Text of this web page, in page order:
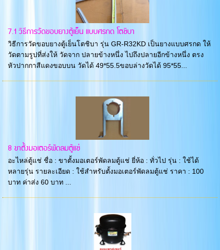
7.1 วิธีการวัดขอบยางตู้เย็น แบบศรกด โตชิบา
วิธีการวัดขอบยางตู้เย็นโตชิบา รุ่น GR-R32KD เป็นยางแบบศรกด ให้
วัดตามรูปที่ส่งให้ วัดจาก ปลายข้างหนึ่ง ไปถึงปลายอีกข้างหนึ่ง ตรง
หัวปากกาสีแดงขอบบน วัดได้ 49*55.5ขอบล่างวัดได้ 95*55...
8 ขาตั้งมอเตอร์พัดลมตู้แช่
อะไหล่ตู้แช่ ชื่อ : ขาตั้งมอเตอร์พัดลมตู้แช่ ยี่ห้อ : ทั่วไป รุ่น : ใช้ได้
หลายรุ่น รายละเอียด : ใช้สำหรับตั้งมอเตอร์พัดลมตู้แช่ ราคา : 100
บาท ค่าส่ง 60 บาท ...